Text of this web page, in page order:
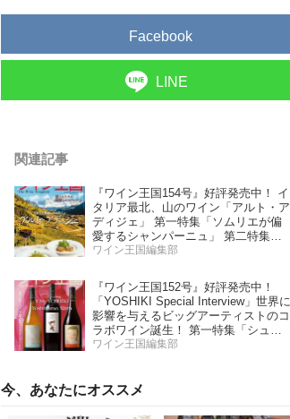
Facebook
LINE
関連記事
『ワイン王国154号』好評発売中！ イ
タリア最北、山のワイン「アルト・ア
ディジェ」 第一特集「ソムリエが偏
愛するシャンパーニュ」 第二特集
「この夏の主役！ ナチュラルなロゼ
ワイン王国編集部
『ワイン王国152号』好評発売中！
「YOSHIKI Special Interview」世界に
影響を与えるビッグアーティストのコ
ラボワイン誕生！ 第一特集「シュワ
ッ！ と学ぶスパークリングワイン」
ワイン王国編集部
今、あなたにオススメ